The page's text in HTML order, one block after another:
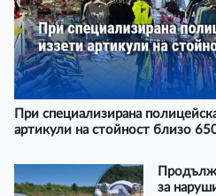
При специализирана
артикули на стойност близо
за